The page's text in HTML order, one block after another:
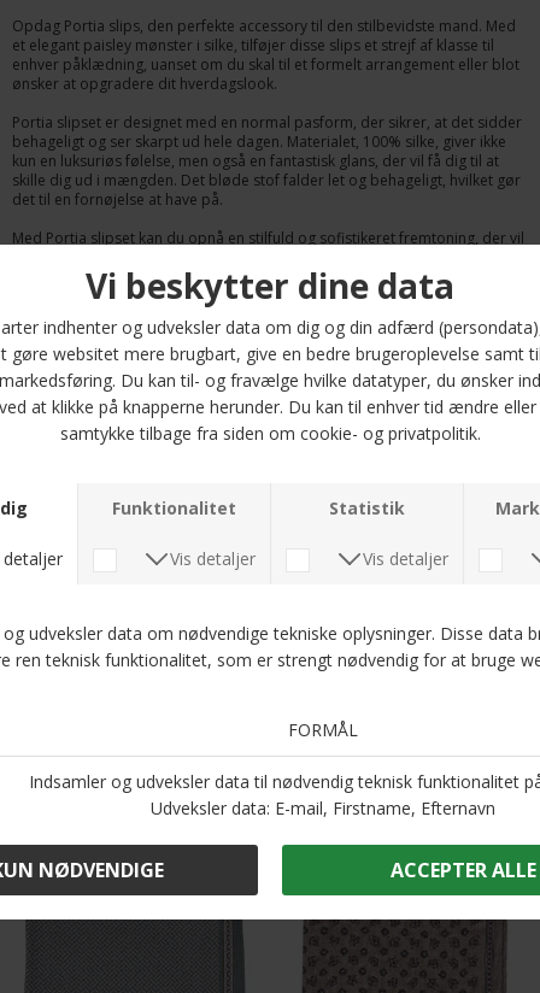
Opdag Portia slips, den perfekte accessory til den stilbevidste mand. Med
et elegant paisley mønster i silke, tilføjer disse slips et strejf af klasse til
enhver påklædning, uanset om du skal til et formelt arrangement eller blot
ønsker at opgradere dit hverdagslook.
Portia slipset er designet med en normal pasform, der sikrer, at det sidder
behageligt og ser skarpt ud hele dagen. Materialet, 100% silke, giver ikke
kun en luksuriøs følelse, men også en fantastisk glans, der vil få dig til at
skille dig ud i mængden. Det bløde stof falder let og behageligt, hvilket gør
det til en fornøjelse at have på.
Med Portia slipset kan du opnå en stilfuld og sofistikeret fremtoning, der vil
slips være det perfekte valg. Gør din garderobe komplet med dette tidløse
stykke fra Portia, som kombinerer kvalitet, komfort og moderne design.
Optjen 5 procent rabat på alle din køb
Læs mere om Kundeklubben her .
Andre købte også
DKK 250,-
DKK 250,-